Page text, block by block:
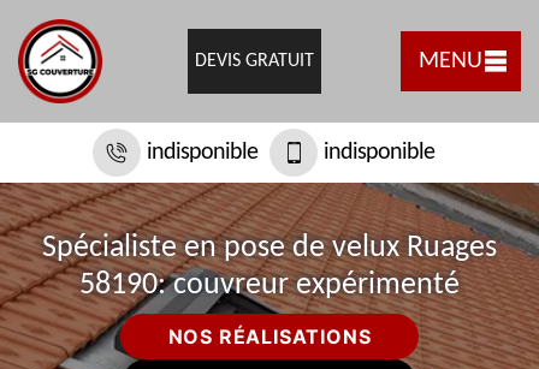
DEVIS GRATUIT MENU
indisponible indisponible
Spécialiste en pose de velux Ruages
58190: couvreur expérimenté
NOS RÉALISATIONS